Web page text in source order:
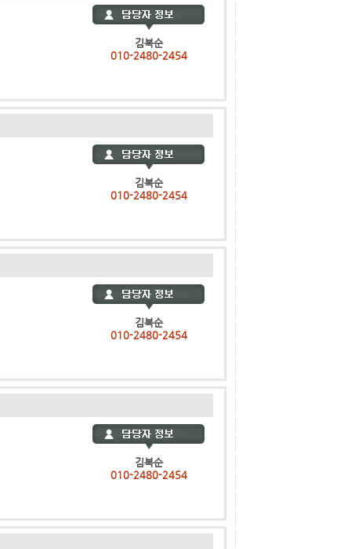
김복순
010-2480-2454
김복순
010-2480-2454
김복순
010-2480-2454
김복순
010-2480-2454